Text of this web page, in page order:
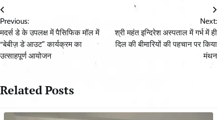
Post
navigation
Previous:
मदर्स डे के उपलक्ष में पैसिफिक मॉल में
“बेबीज़ डे आउट” कार्यक्रम का
उत्साहपूर्ण आयोजन
Next:
श्री महंत इन्दिरेश अस्पताल में गर्भ में ही
दिल की बीमारियों की पहचान पर किया
मंथन
Related Posts